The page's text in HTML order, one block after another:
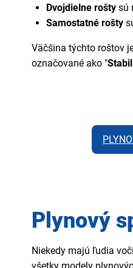
Dvojdielne rošty sú
Samostatné rošty
Väčšina týchto roštov
označované ako "
Plynový
Niekedy majú ľudia